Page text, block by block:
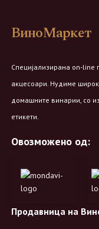
ВиноМаркет
Специјализирана on-line
акцесоари. Нудиме
домашните винарии, со
етикети.
Овозможено од:
Продавница на